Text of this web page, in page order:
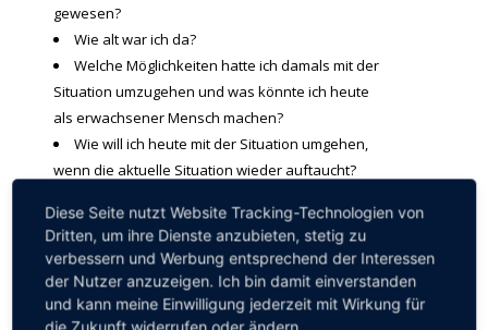
gewesen?
Wie alt war ich da?
Welche Möglichkeiten hatte ich damals mit der
Situation umzugehen und was könnte ich heute
als erwachsener Mensch machen?
Wie will ich heute mit der Situation umgehen,
wenn die aktuelle Situation wieder auftaucht?
Was will ich denken?
Wie will ich handeln?
Was will ich sagen?
Wie will ich reagieren?
Diese Seite nutzt Website Tracking-Technologien von
Dritten, um ihre Dienste anzubieten, stetig zu
verbessern und Werbung entsprechend der Interessen
der Nutzer anzuzeigen. Ich bin damit einverstanden
und kann meine Einwilligung jederzeit mit Wirkung für